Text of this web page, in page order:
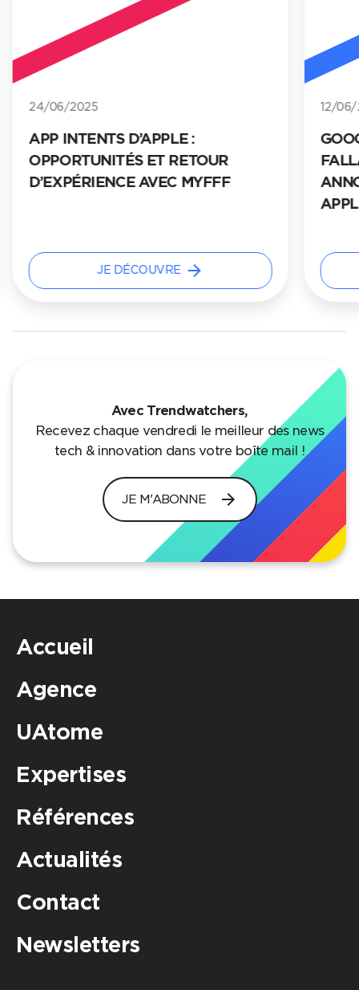
24/06/2025
APP INTENTS D’APPLE :
OPPORTUNITÉS ET RETOUR
D’EXPÉRIENCE AVEC MYFFF
JE DÉCOUVRE arrow_forward
12/06/
Avec Trendwatchers,
Recevez chaque vendredi le meilleur des news
tech & innovation dans votre boîte mail !
JE M'ABONNE arrow_forward
Accueil
Agence
UAtome
Expertises
Références
Actualités
Contact
Newsletters